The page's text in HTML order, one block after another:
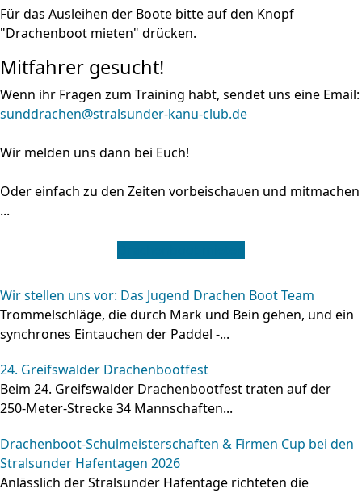
Für das Ausleihen der Boote bitte auf den Knopf
"Drachenboot mieten" drücken.
Mitfahrer gesucht!
Wenn ihr Fragen zum Training habt, sendet uns eine Email:
sunddrachen@stralsunder-kanu-club.de
Wir melden uns dann bei Euch!
Oder einfach zu den Zeiten vorbeischauen und mitmachen
...
Wir stellen uns vor: Das Jugend Drachen Boot Team
Trommelschläge, die durch Mark und Bein gehen, und ein
synchrones Eintauchen der Paddel -...
24. Greifswalder Drachenbootfest
Beim 24. Greifswalder Drachenbootfest traten auf der
250‑Meter‑Strecke 34 Mannschaften...
Drachenboot‑Schulmeisterschaften & Firmen Cup bei den
Stralsunder Hafentagen 2026
Anlässlich der Stralsunder Hafentage richteten die